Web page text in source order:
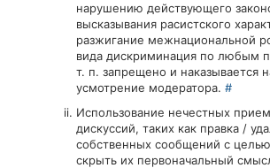
нарушению действующего
высказывания расистского
разжигание межнациональной
вида дискриминация по любым
т. п. запрещено и наказывается
усмотрение модератора. #
Использование нечестных
дискуссий, таких как правка /
собственных сообщений с целью
скрыть их первоначальный